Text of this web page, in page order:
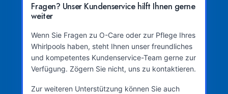
Fragen? Unser Kundenservice hilft Ihnen gerne
weiter
Wenn Sie Fragen zu O-Care oder zur Pflege Ihres
Whirlpools haben, steht Ihnen unser freundliches
und kompetentes Kundenservice-Team gerne zur
Verfügung. Zögern Sie nicht, uns zu kontaktieren.
Zur weiteren Unterstützung können Sie auch